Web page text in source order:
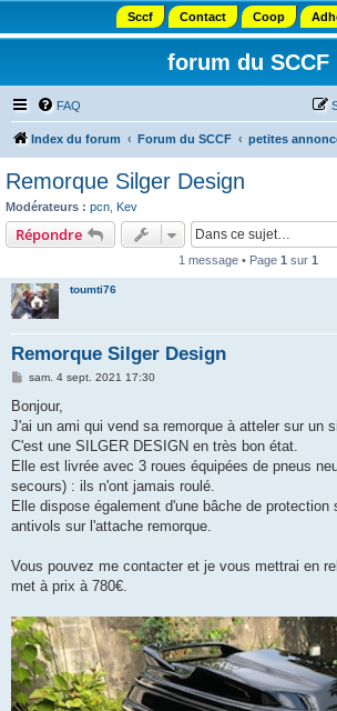
Sccf Contact Coop
forum du SCCF
FAQ
Index du forum Forum du SCCF petites
Remorque Silger Design
Modérateurs : pcn Kev
Répondre
1 message • Page 1 sur 1
toumti76
Remorque Silger Design
M
s
a
g
sam. 4 sept. 2021 17:30
Bonjour,
J'ai un ami qui vend sa remorque à atteler sur un
C'est une SILGER DESIGN en très bon état.
Elle est livrée avec 3 roues équipées de pneus
secours) : ils n'ont jamais roulé.
Elle dispose également d'une bâche de protection
antivols sur l'attache remorque.
Vous pouvez me contacter et je vous mettrai en
met à prix à 780€.